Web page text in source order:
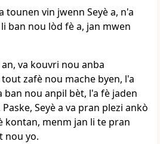
tounen vin jwenn Seyè a, n'a
ban nou lòd fè a, jan mwen
va kouvri nou anba
zafè nou mache byen, l'a
nou anpil bèt, l'a fè jaden
Seyè a va pran plezi ankò
kontan, menm jan li te pran
nou yo.